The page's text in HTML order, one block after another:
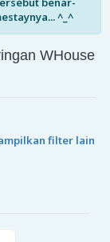
^_^
WHouse
filter lain